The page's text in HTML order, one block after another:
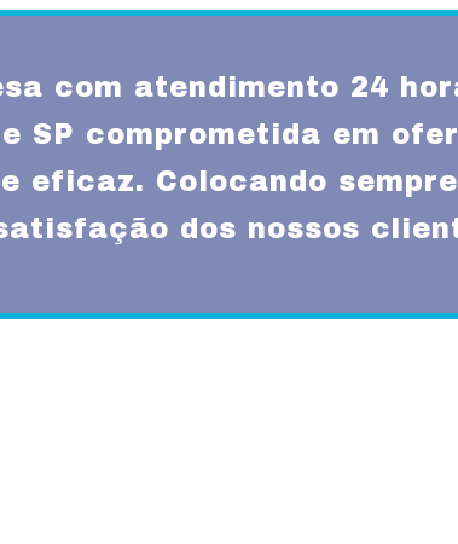
com atendimento 24
SP comprometida em
eficaz. Colocando
dos nossos